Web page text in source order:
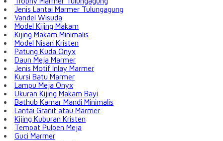
Jenis Lantai Marmer Tulungagung
Vandel Wisuda
Model Kijing Makam
Kijing Makam Minimalis
Model Nisan Kristen
Patung Kuda Onyx
Daun Meja Marmer
Jenis Motif Inlay Marmer
Kursi Batu Marmer
Lampu Meja Onyx
Ukuran Kijing Makam Bayi
Bathub Kamar Mandi Minimalis
Lantai Granit atau Marmer
Kijing Kuburan Kristen
Tempat Pulpen Meja
Guci Marmer